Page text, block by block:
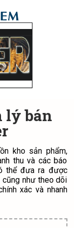
lý bán
kho sản phẩm,
thu và các báo
thể đưa ra được
cũng như theo dõi
xác và nhanh